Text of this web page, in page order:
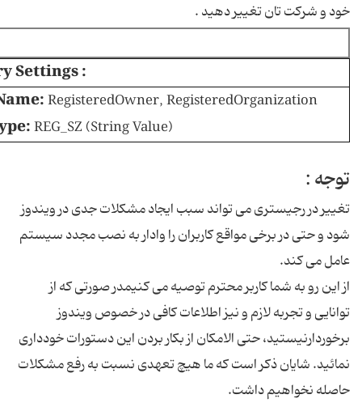
خود و شرکت تان تغییر دهید .
Settings :
RegisteredOwner, RegisteredOrganization
REG_SZ (String Value)
توجه :
تغییر در رجیستری می تواند سبب ایجاد مشکلات جدی در ویندوز
شود و حتی در برخی مواقع کاربران را وادار به نصب مجدد سیستم
عامل می کند.
از این رو به شما کاربر محترم توصیه می کنیمدر صورتی که از
توانایی و تجربه لازم و نیز اطلاعات کافی در خصوص ویندوز
برخوردارنیستید، حتی الامکان از بکار بردن این دستورات خودداری
نمائید. شایان ذکر است که ما هیچ تعهدی نسبت به رفع مشکلات
حاصله نخواهیم داشت.